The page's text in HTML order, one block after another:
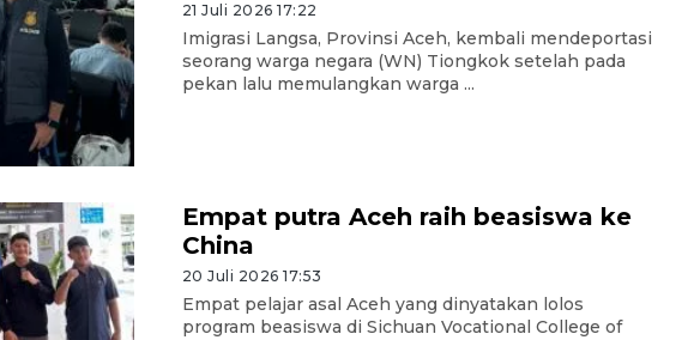
21 Juli 2026 17:22
Imigrasi Langsa, Provinsi Aceh, kembali mendeportasi
seorang warga negara (WN) Tiongkok setelah pada
pekan lalu memulangkan warga ...
Empat putra Aceh raih beasiswa ke
China
20 Juli 2026 17:53
Empat pelajar asal Aceh yang dinyatakan lolos
program beasiswa di Sichuan Vocational College of